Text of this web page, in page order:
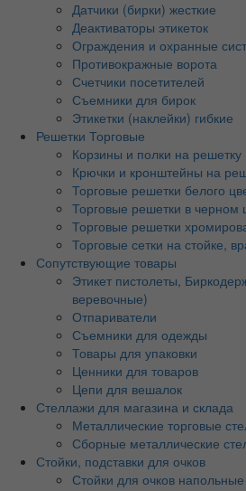
Датчики (бирки) жесткие
Деактиваторы этикеток
Ограждения и охранные
Противокражные ворота
Счетчики посетителей
Съемники для бирок
Этикетки (наклейки) гибкие
Решетки Торговые
Корзины и полки на решетку
Крючки и кронштейны на
Торговые решетки белого
Торговые решетки в черном
Торговые решетки
Торговые сетки на стойке,
Сопутствующие товары
Этикет пистолеты,
веревочные)
Отпариватели
Съемники для одежды
Товары для упаковки
Ценники для товаров
Цепи для вешалок
Стеллажи для магазина и склада
Металлические торговые
Сборные металлические
Стойки, подставки для очков
Стойки для очков напольные